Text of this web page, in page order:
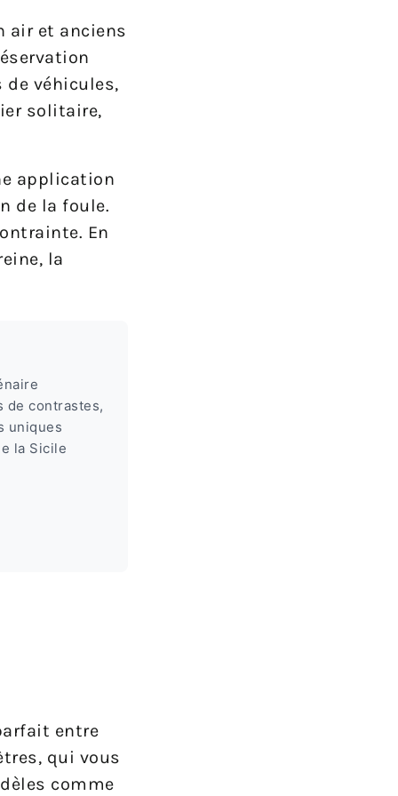
air et anciens
véhicules,
solitaire,
application
de la foule.
En
la
de contrastes,
uniques
la Sicile
entre
qui vous
comme